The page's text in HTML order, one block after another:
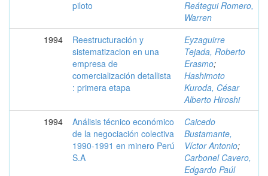
piloto
Reátegui Romero,
Warren
1994
Reestructuración y
sistematizacion en una
empresa de
comercialización detallista
: primera etapa
Eyzaguirre
Tejada, Roberto
Erasmo;
Hashimoto
Kuroda, César
Alberto Hiroshi
1994
Análisis técnico económico
de la negociación colectiva
1990-1991 en minero Perú
S.A
Caicedo
Bustamante,
Víctor Antonio;
Carbonel Cavero,
Edgardo Paúl